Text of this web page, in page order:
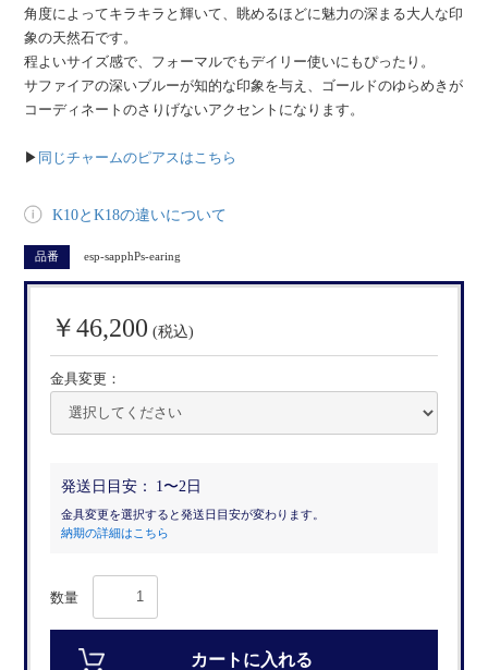
角度によってキラキラと輝いて、眺めるほどに魅力の深まる大人な印
象の天然石です。
程よいサイズ感で、フォーマルでもデイリー使いにもぴったり。
サファイアの深いブルーが知的な印象を与え、ゴールドのゆらめきが
コーディネートのさりげないアクセントになります。
▶︎ 同じチャームのピアスはこちら
K10とK18の違いについて
品番 esp-sapphPs-earing
￥46,200 (税込)
金具変更：
発送日目安： 1〜2日
金具変更を選択すると発送日目安が変わります。
納期の詳細はこちら
数量
カートに入れる